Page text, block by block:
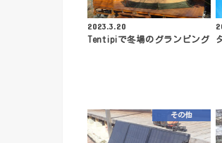
2023.3.20
Tentipiで冬場のグランピング
その他